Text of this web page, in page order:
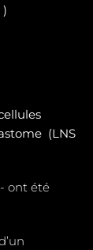
(LNS
ont été